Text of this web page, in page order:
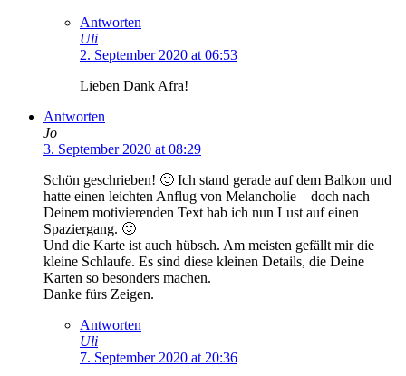
Antworten
Uli
2. September 2020 at 06:53
Lieben Dank Afra!
Antworten
Jo
3. September 2020 at 08:29
Schön geschrieben! 🙂 Ich stand gerade auf dem Balkon und
hatte einen leichten Anflug von Melancholie – doch nach
Deinem motivierenden Text hab ich nun Lust auf einen
Spaziergang. 🙂
Und die Karte ist auch hübsch. Am meisten gefällt mir die
kleine Schlaufe. Es sind diese kleinen Details, die Deine
Karten so besonders machen.
Danke fürs Zeigen.
Antworten
Uli
7. September 2020 at 20:36